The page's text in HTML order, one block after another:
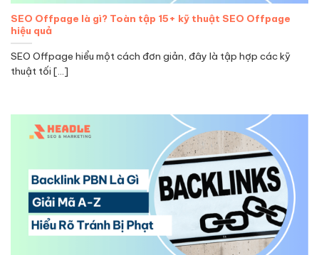
SEO Offpage là gì? Toàn tập 15+ kỹ thuật SEO Offpage
hiệu quả
SEO Offpage hiểu một cách đơn giản, đây là tập hợp các kỹ
thuật tối [...]